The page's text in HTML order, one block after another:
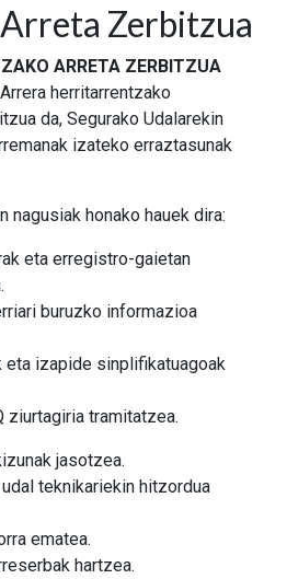
Zerbitzua
ARRETA ZERBITZUA
herritarrentzako
da, Segurako Udalarekin
izateko erraztasunak
nagusiak honako hauek dira:
eta erregistro-gaietan
buruzko informazioa
eta izapide sinplifikatuagoak
ziurtagiria tramitatzea.
jasotzea.
teknikariekin hitzordua
ematea.
hartzea.